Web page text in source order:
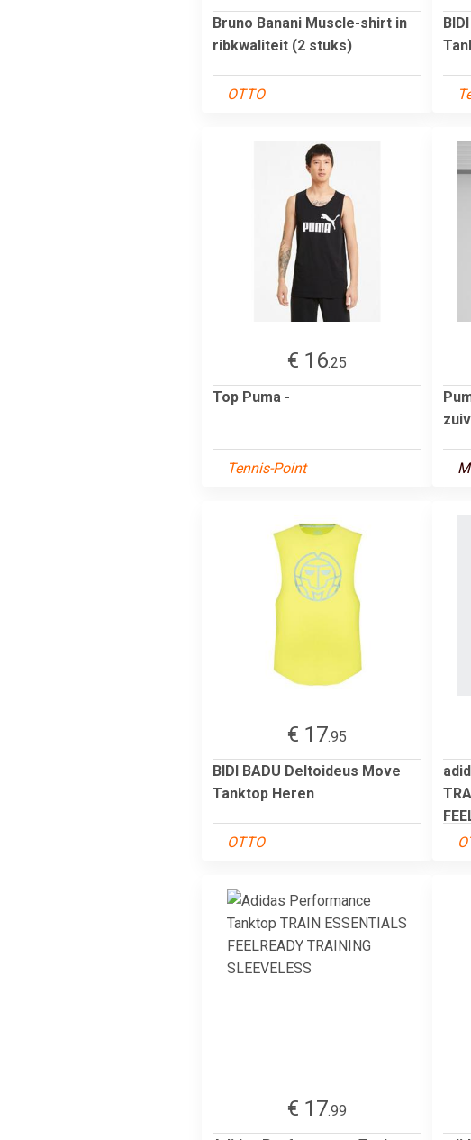
Bruno Banani Muscle-shirt in
ribkwaliteit (2 stuks)
OTTO
€ 16.25
Top Puma -
Tennis-Point
€ 17.95
BIDI BADU Deltoideus Move
Tanktop Heren
OTTO
€ 17.99